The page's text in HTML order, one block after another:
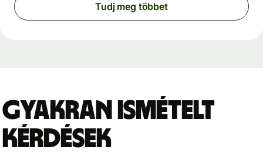
Tudj meg többet
Gyakran ismételt
kérdések